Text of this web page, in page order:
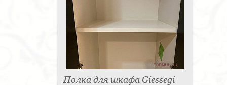
Полка для шкафа Giessegi